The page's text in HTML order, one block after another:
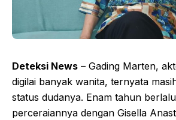
Deteksi News – Gading Marten,
digilai banyak wanita, ternyata
status dudanya. Enam tahun
perceraiannya dengan Gisella